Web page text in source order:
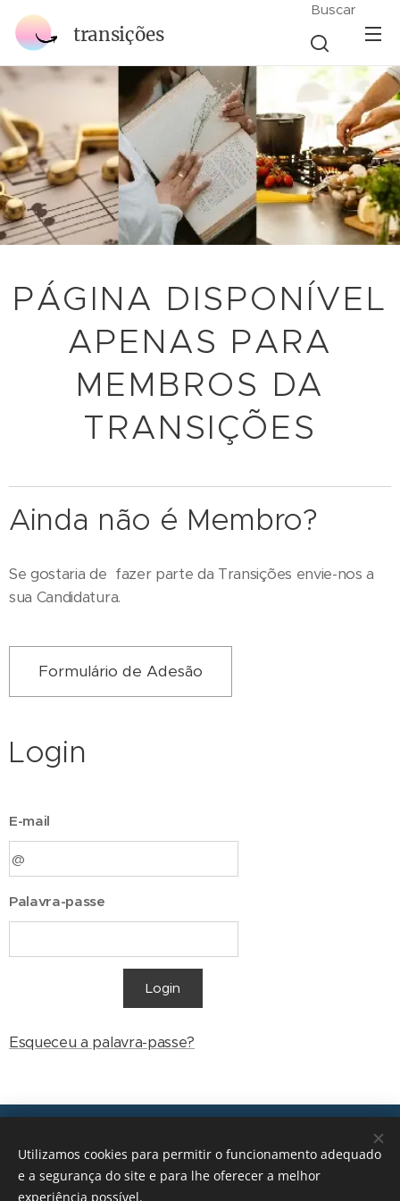
transições
Buscar
PÁGINA DISPONÍVEL
APENAS PARA
MEMBROS DA
TRANSIÇÕES
Ainda não é Membro?
Se gostaria de fazer parte da Transições envie-nos a
sua Candidatura.
Formulário de Adesão
Login
E-mail
Palavra-passe
Login
Esqueceu a palavra-passe?
geral@transicoes.pt
Utilizamos cookies para permitir o funcionamento adequado
e a segurança do site e para lhe oferecer a melhor
experiência possível.